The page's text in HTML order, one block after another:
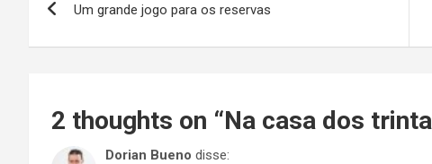
Um grande jogo para os reservas
2 thoughts on “Na casa dos trinta
Dorian Bueno disse: